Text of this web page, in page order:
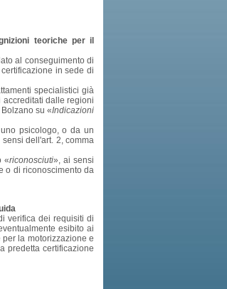
teoriche per il
al conseguimento di
in sede di
specialistici già
dalle regioni
su «Indicazioni
psicologo, o da un
dell'art. 2, comma
«riconosciuti», ai sensi
o di riconoscimento da
verifica dei requisiti di
esibito ai
la motorizzazione e
predetta certificazione